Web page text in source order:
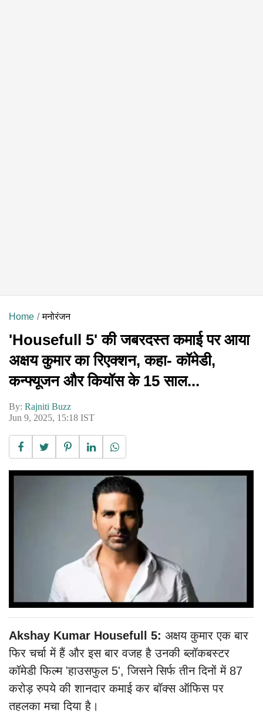
Home मनोरंजन
'Housefull 5' की जबरदस्त कमाई पर आया
अक्षय कुमार का रिएक्शन, कहा- कॉमेडी,
कन्फ्यूजन और कियॉस के 15 साल...
By: Rajniti Buzz
Jun 9, 2025, 15:18 IST
Akshay Kumar Housefull 5: अक्षय कुमार एक बार
फिर चर्चा में हैं और इस बार वजह है उनकी ब्लॉकबस्टर
कॉमेडी फिल्म 'हाउसफुल 5', जिसने सिर्फ तीन दिनों में 87
करोड़ रुपये की शानदार कमाई कर बॉक्स ऑफिस पर
तहलका मचा दिया है।